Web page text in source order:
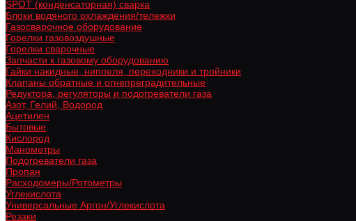
SPOT (конденсаторная) сварка
Блоки водяного охлаждения/тележки
Газосварочное оборудование
Горелки газовоздушные
Горелки сварочные
Запчасти к газовому оборудованию
Гайки накидные, ниппеля, переходники и тройники
Клапаны обратные и огнепреградительные
Редуктора, регуляторы и подогреватели газа
Азот, Гелий, Водород
Ацетилен
Бытовые
Кислород
Манометры
Подогреватели газа
Пропан
Расходомеры/Ротометры
Углекислота
Универсальные Аргон/Углекислота
Резаки